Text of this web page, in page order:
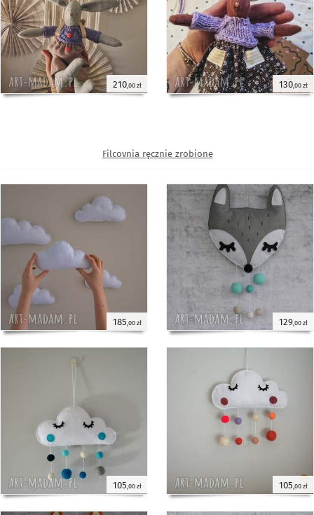
210,00 zł 130,00 zł
Filcovnia ręcznie zrobione
185 ,00 zł 129,00 zł
105,00 zł 105,00 zł